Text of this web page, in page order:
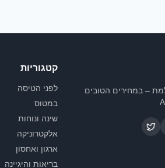
– במחירים הטובים
קטגוריות
לפני הטיסה
במטוס
שינה ונוחות
אלקטרוניקה
ארגון ואחסון
בריאות והיגיינה